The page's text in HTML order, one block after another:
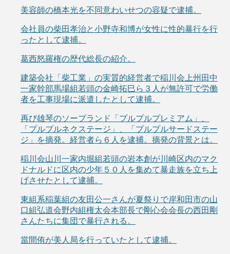
美容師の橋本光を不同意わいせつの容疑で逮捕。
会社員の柴田孝治と小野寺和博が女性に性的暴行を行
ったとして逮捕。
葛西怒羅権の歴代総長の紹介。
建築会社「柴工業」の実質的経営者で稲川会上州田中
一家幹部馬場組若頭の金崎拓巳ら３人が無許可で労働
者を工事現場に派遣したとして逮捕。
再び雄琴のソープランド「プルプルプレミアム」、
「プルプルネクステージ」、「プルプルサードステー
ジ」を摘発。経営者ら６人を逮捕。摘発の背景とは。
稲川会山川一家内堀組若頭の岩本創が川崎区内のマク
ドナルドに区内の少年５０人を集めて暴走族を立ち上
げさせたとして逮捕。
東組系稲葉組の友田公一さんが夏祭りで岸和田市の山
口組弘道会野内組権太会本部長で剛心会会長の西田剛
さんたちに集団で暴行される。
當間侑が美人局を行っていたとして逮捕。